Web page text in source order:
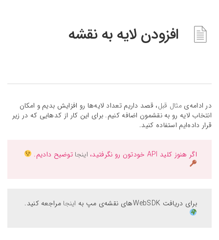
افزودن لایه به نقشه
در ادامه‌ی مثال قبل، قصد داریم تعداد لایه‌ها رو افزایش بدیم و امکان
انتخاب لایه رو به نقشمون اضافه کنیم. برای این کار از کد‌هایی که در زیر
قرار داده‌ایم استفاده کنید.
اگر هنوز کلید API‌ خودتون رو نگرفتید، اینجا توضیح دادیم.
برای دریافت WebSDKهای نقشه‌ی مپ به اینجا مراجعه کنید.